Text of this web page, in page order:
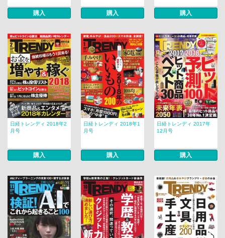
購入 購入 購入
日経トレンディ 2018年2
月号
購入
日経トレンディ 2018年1
月号
購入
日経トレンディ 2017年
12月号
購入